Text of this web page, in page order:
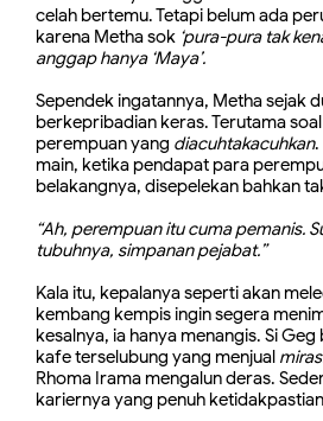
celah bertemu. Tetapi belum ada
karena Metha sok ‘pura-pura tak
anggap hanya ‘Maya’.
Sependek ingatannya, Metha sejak
berkepribadian keras. Terutama
perempuan yang diacuhtakacuhkan.
main, ketika pendapat para
belakangnya, disepelekan bahkan
“Ah, perempuan itu cuma pemanis.
tubuhnya, simpanan pejabat.”
Kala itu, kepalanya seperti akan
kembang kempis ingin segera
kesalnya, ia hanya menangis. Si
kafe terselubung yang menjual
Rhoma Irama mengalun deras.
kariernya yang penuh